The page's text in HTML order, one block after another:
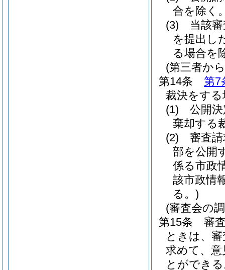
合を除く
(3)
当該
を提出し
る場合を
(第三者か
第14条
第7
裁決をす
(1)
公開
棄却する
(2)
審査
部を公開
係る市政
該市政情
る。)
(審査会の
第15条
審
ときは、
求めて、
とができ